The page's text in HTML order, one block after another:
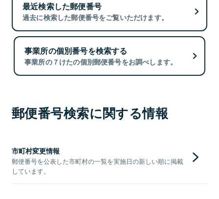
最近検索した郵便番号
過去に検索した郵便番号をご覧いただけます。
事業所の個別番号を検索する
事業所の７けたの個別郵便番号をお調べします。
郵便番号検索に関する情報
市町村変更情報
郵便番号を公表した市町村の一覧を実施日の新しい順に掲載
しています。